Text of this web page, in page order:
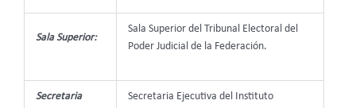
Sala Superior:
Sala Superior del Tribunal Electoral del
Poder Judicial de la Federación.
Secretaria
Secretaria Ejecutiva del Instituto